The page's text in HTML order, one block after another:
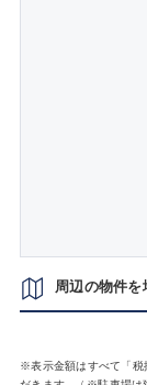
周辺の物件を
※表示金額はすべて「税